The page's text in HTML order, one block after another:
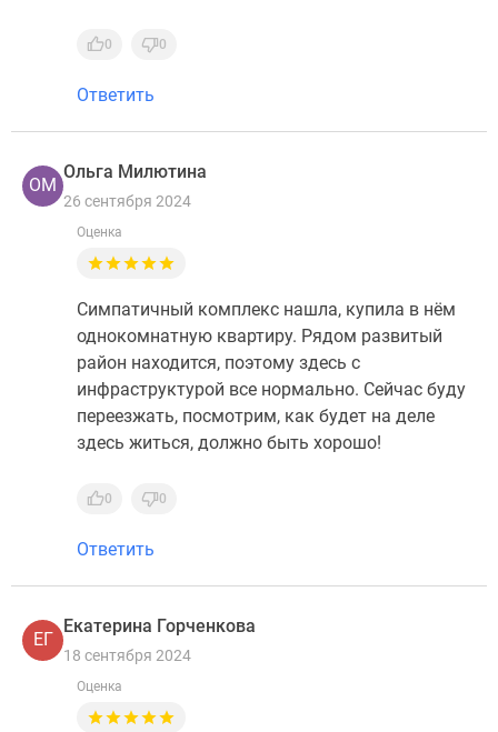
0 0
Ответить
ОМ
Ольга Милютина
26 сентября 2024
Оценка
Симпатичный комплекс нашла, купила в нём
однокомнатную квартиру. Рядом развитый
район находится, поэтому здесь с
инфраструктурой все нормально. Сейчас буду
переезжать, посмотрим, как будет на деле
здесь житься, должно быть хорошо!
0 0
Ответить
ЕГ
Екатерина Горченкова
18 сентября 2024
Оценка